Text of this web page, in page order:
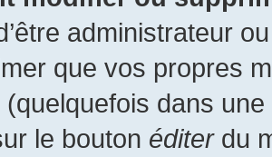
administrateur
que vos propres
(quelquefois dans
le bouton éditerdu